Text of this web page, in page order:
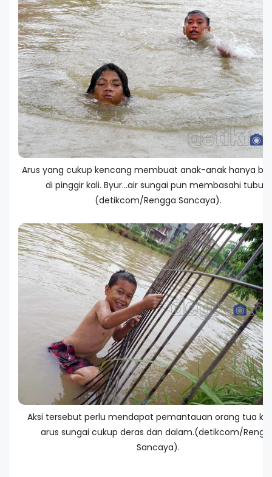
Arus yang cukup kencang membuat anak-anak hanya
di pinggir kali. Byur...air sungai pun membasahi tubuh.
(detikcom/Rengga Sancaya).
Aksi tersebut perlu mendapat pemantauan orang tua
arus sungai cukup deras dan dalam.(detikcom/
Sancaya).